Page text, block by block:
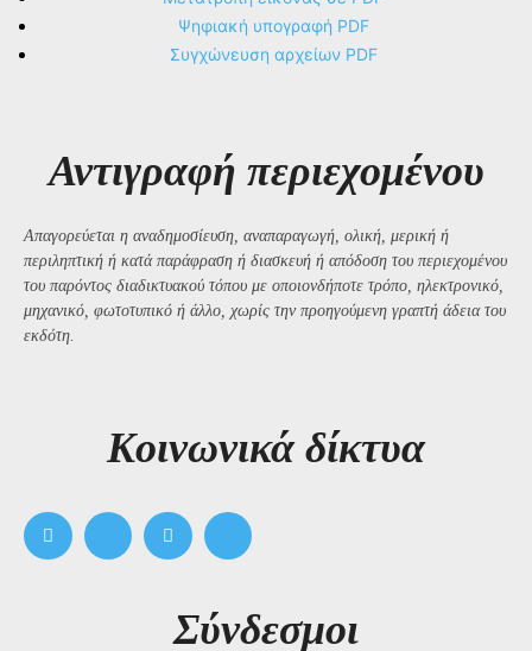
Ψηφιακή υπογραφή PDF
Συγχώνευση αρχείων PDF
Αντιγραφή περιεχομένου
Απαγορεύεται η αναδημοσίευση, αναπαραγωγή, ολική, μερική ή
περιληπτική ή κατά παράφραση ή διασκευή ή απόδοση του περιεχομένου
του παρόντος διαδικτυακού τόπου με οποιονδήποτε τρόπο, ηλεκτρονικό,
μηχανικό, φωτοτυπικό ή άλλο, χωρίς την προηγούμενη γραπτή άδεια του
εκδότη.
Kοινωνικά δίκτυα
Σύνδεσμοι